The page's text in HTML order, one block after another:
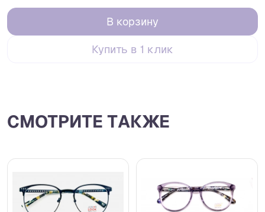
В корзину
Купить в 1 клик
СМОТРИТЕ ТАКЖЕ